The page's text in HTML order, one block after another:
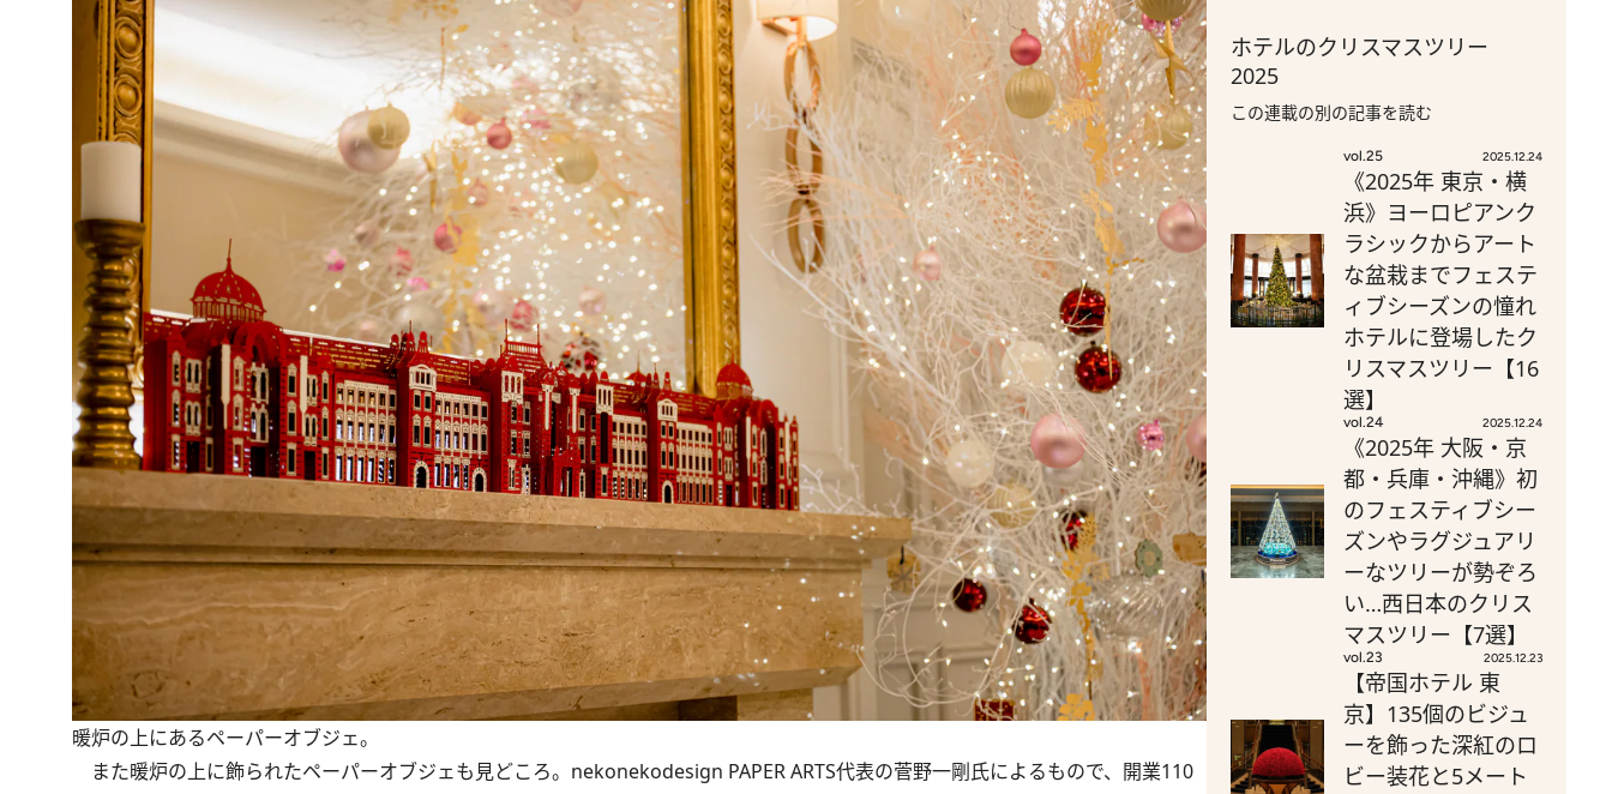
暖炉の上にあるペーパーオブジェ。
また暖炉の上に飾られたペーパーオブジェも見どころ。nekonekodesign PAPER ARTS代表の菅野一剛氏によるもので、開業110
ホテルのクリスマスツリー
2025
この連載の別の記事を読む
vol.25 2025.12.24
《2025年 東京・横
浜》ヨーロピアンク
ラシックからアート
な盆栽までフェステ
ィブシーズンの憧れ
ホテルに登場したク
リスマスツリー【16
選】
vol.24 2025.12.24
《2025年 大阪・京
都・兵庫・沖縄》初
のフェスティブシー
ズンやラグジュアリ
ーなツリーが勢ぞろ
い…西日本のクリス
マスツリー【7選】
vol.23 2025.12.23
【帝国ホテル 東
京】135個のビジュ
ーを飾った深紅のロ
ビー装花と5メート